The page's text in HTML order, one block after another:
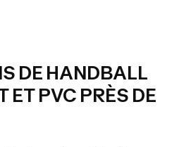
DE HANDBALL
ET PVC PRÈS DE